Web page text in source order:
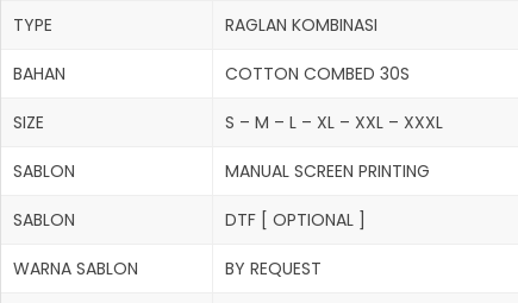
TYPE RAGLAN KOMBINASI
BAHAN COTTON COMBED 30S
SIZE S – M – L – XL – XXL – XXXL
SABLON MANUAL SCREEN PRINTING
SABLON DTF [ OPTIONAL ]
WARNA SABLON BY REQUEST